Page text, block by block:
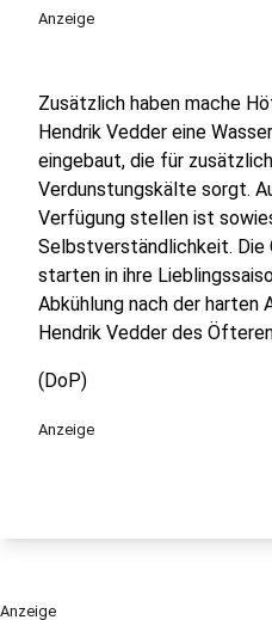
Anzeige
Zusätzlich haben mache
Hendrik Vedder eine
eingebaut, die für
Verdunstungskälte sorgt.
Verfügung stellen ist
Selbstverständlichkeit. Die
starten in ihre
Abkühlung nach der harten
Hendrik Vedder des
(DoP)
Anzeige
Anzeige